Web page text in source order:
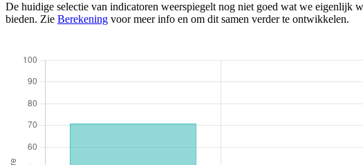
De huidige selectie van indicatoren weerspiegelt nog niet goed wat we eigenlijk
bieden. Zie Berekening voor meer info en om dit samen verder te ontwikkelen.